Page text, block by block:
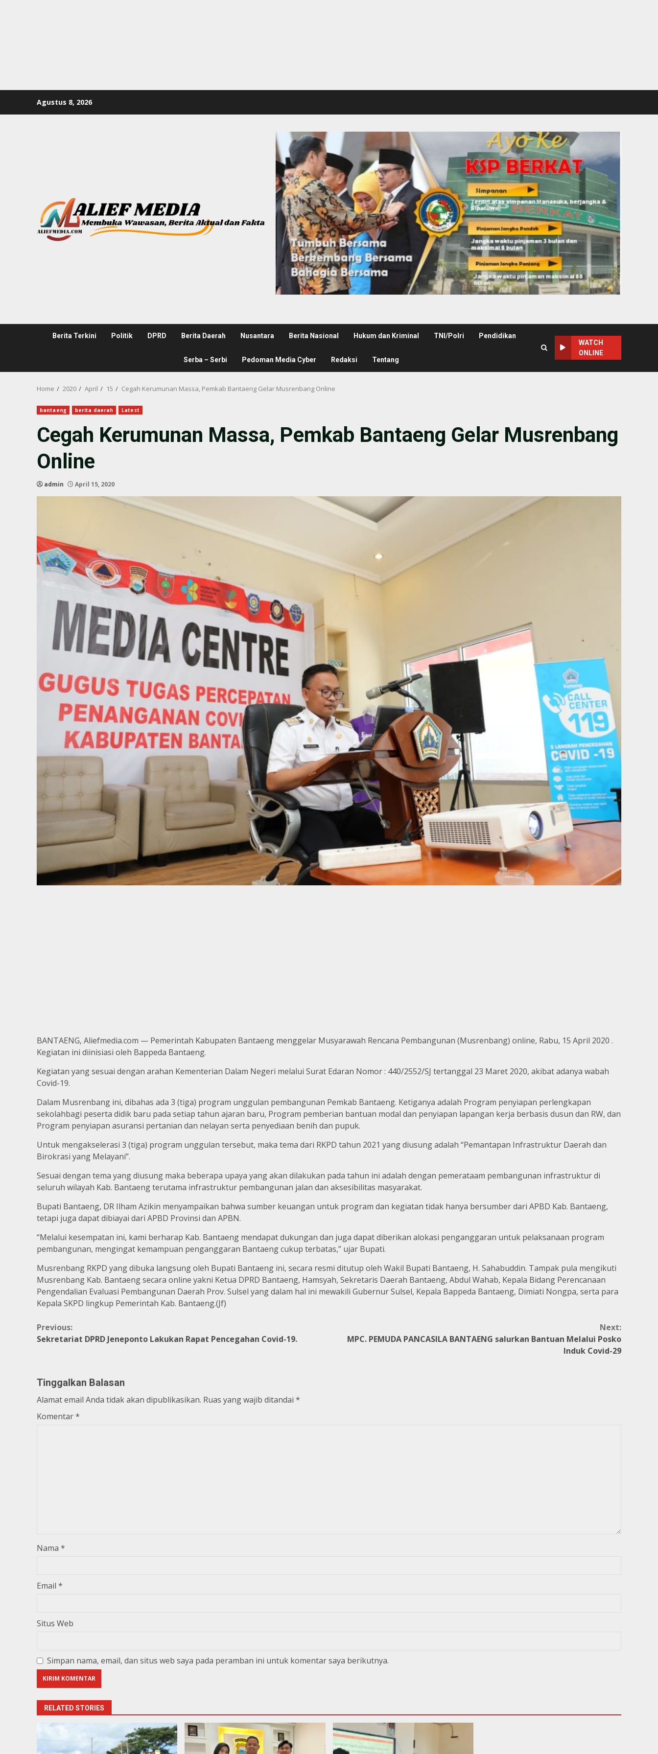
Agustus 8, 2026
Berita Terkini Politik DPRD Berita Daerah Nusantara Berita Nasional Hukum dan Kriminal TNI/Polri Pendidikan
Serba – Serbi Pedoman Media Cyber Redaksi Tentang
WATCH
ONLINE
Home 2020 April 15 Cegah Kerumunan Massa, Pemkab Bantaeng Gelar Musrenbang Online
bantaeng berita daerah Latest
Cegah Kerumunan Massa, Pemkab Bantaeng Gelar Musrenbang
Online
admin April 15, 2020
BANTAENG, Aliefmedia.com — Pemerintah Kabupaten Bantaeng menggelar Musyarawah Rencana Pembangunan (Musrenbang) online, Rabu, 15 April 2020 .
Kegiatan ini diinisiasi oleh Bappeda Bantaeng.
Kegiatan yang sesuai dengan arahan Kementerian Dalam Negeri melalui Surat Edaran Nomor : 440/2552/SJ tertanggal 23 Maret 2020, akibat adanya wabah
Covid-19.
Dalam Musrenbang ini, dibahas ada 3 (tiga) program unggulan pembangunan Pemkab Bantaeng. Ketiganya adalah Program penyiapan perlengkapan
sekolahbagi peserta didik baru pada setiap tahun ajaran baru, Program pemberian bantuan modal dan penyiapan lapangan kerja berbasis dusun dan RW, dan
Program penyiapan asuransi pertanian dan nelayan serta penyediaan benih dan pupuk.
Untuk mengakselerasi 3 (tiga) program unggulan tersebut, maka tema dari RKPD tahun 2021 yang diusung adalah “Pemantapan Infrastruktur Daerah dan
Birokrasi yang Melayani”.
Sesuai dengan tema yang diusung maka beberapa upaya yang akan dilakukan pada tahun ini adalah dengan pemerataam pembangunan infrastruktur di
seluruh wilayah Kab. Bantaeng terutama infrastruktur pembangunan jalan dan aksesibilitas masyarakat.
Bupati Bantaeng, DR Ilham Azikin menyampaikan bahwa sumber keuangan untuk program dan kegiatan tidak hanya bersumber dari APBD Kab. Bantaeng,
tetapi juga dapat dibiayai dari APBD Provinsi dan APBN.
“Melalui kesempatan ini, kami berharap Kab. Bantaeng mendapat dukungan dan juga dapat diberikan alokasi penganggaran untuk pelaksanaan program
pembangunan, mengingat kemampuan penganggaran Bantaeng cukup terbatas,” ujar Bupati.
Musrenbang RKPD yang dibuka langsung oleh Bupati Bantaeng ini, secara resmi ditutup oleh Wakil Bupati Bantaeng, H. Sahabuddin. Tampak pula mengikuti
Musrenbang Kab. Bantaeng secara online yakni Ketua DPRD Bantaeng, Hamsyah, Sekretaris Daerah Bantaeng, Abdul Wahab, Kepala Bidang Perencanaan
Pengendalian Evaluasi Pembangunan Daerah Prov. Sulsel yang dalam hal ini mewakili Gubernur Sulsel, Kepala Bappeda Bantaeng, Dimiati Nongpa, serta para
Kepala SKPD lingkup Pemerintah Kab. Bantaeng.(Jf)
Continue
Previous:
Sekretariat DPRD Jeneponto Lakukan Rapat Pencegahan Covid-19.
Next:
MPC. PEMUDA PANCASILA BANTAENG salurkan Bantuan Melalui Posko
Induk Covid-29
Tinggalkan Balasan
Alamat email Anda tidak akan dipublikasikan. Ruas yang wajib ditandai *
Komentar*
Nama *
Email *
Situs Web
Simpan nama, email, dan situs web saya pada peramban ini untuk komentar saya berikutnya.
RELATED STORIES